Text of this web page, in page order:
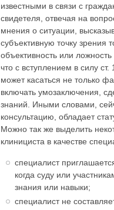
известными в связи с
свидетеля, отвечая на
мнения о ситуации,
субъективную точку зрения
объективность или
что с вступлением в силу
может касаться не только
включать умозаключения,
знаний. Иными словами,
консультацию, обладает
Можно так же выделить
клинициста в качестве
специалист
когда суду или
знания или навыки;
специалист не